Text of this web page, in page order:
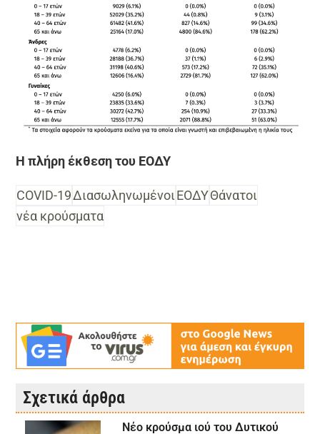
Η πλήρη έκθεση του ΕΟΔΥ
COVID-19ΔιασωληνωμένοιΕΟΔΥΘάνατοι
νέα κρούσματα
Σχετικά άρθρα
Νέο κρούσμα ιού του Δυτικού